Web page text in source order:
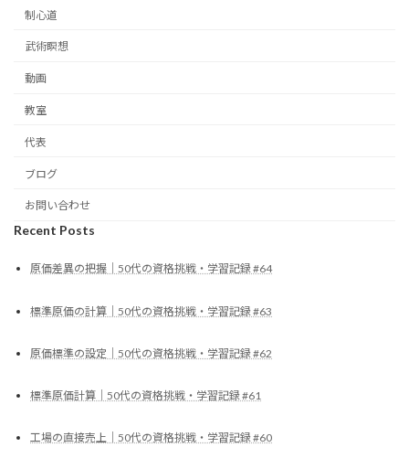
制心道
武術瞑想
動画
教室
代表
ブログ
お問い合わせ
Recent Posts
原価差異の把握｜50代の資格挑戦・学習記録 #64
標準原価の計算｜50代の資格挑戦・学習記録 #63
原価標準の設定｜50代の資格挑戦・学習記録 #62
標準原価計算｜50代の資格挑戦・学習記録 #61
工場の直接売上｜50代の資格挑戦・学習記録 #60